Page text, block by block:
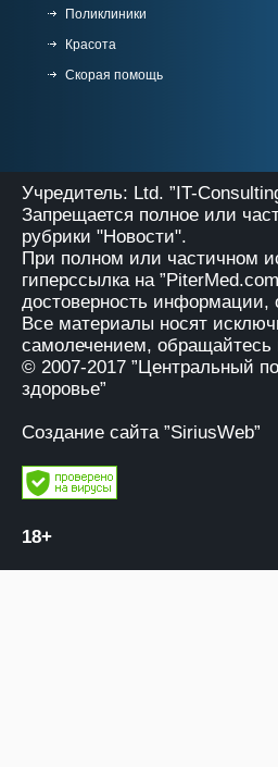
Поликлиники
Красота
Скорая помощь
Учредитель: Ltd. ”IT-
Запрещается полное или
рубрики "Новости".
При полном или частичном
гиперссылка на
достоверность информации,
Все материалы носят
самолечением,
© 2007-2017 ”Центральный
здоровье”
Создание сайта ”SiriusWeb”
18+